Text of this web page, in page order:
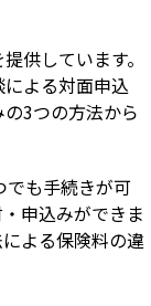
供しています。
よる対面申込
3つの方法から
でも手続きが可
申込みができま
よる保険料の違